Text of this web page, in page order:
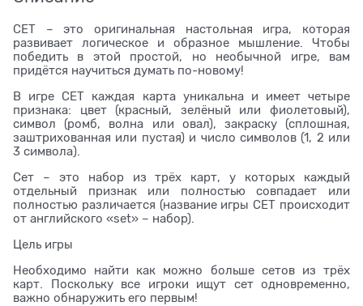
СЕТ – это оригинальная настольная игра, которая
развивает логическое и образное мышление. Чтобы
победить в этой простой, но необычной игре, вам
придётся научиться думать по-новому!
В игре СЕТ каждая карта уникальна и имеет четыре
признака: цвет (красный, зелёный или фиолетовый),
символ (ромб, волна или овал), закраску (сплошная,
заштрихованная или пустая) и число символов (1, 2 или
3 символа).
Сет – это набор из трёх карт, у которых каждый
отдельный признак или полностью совпадает или
полностью различается (название игры СЕТ происходит
от английского «set» – набор).
Цель игры
Необходимо найти как можно больше сетов из трёх
карт. Поскольку все игроки ищут сет одновременно,
важно обнаружить его первым!